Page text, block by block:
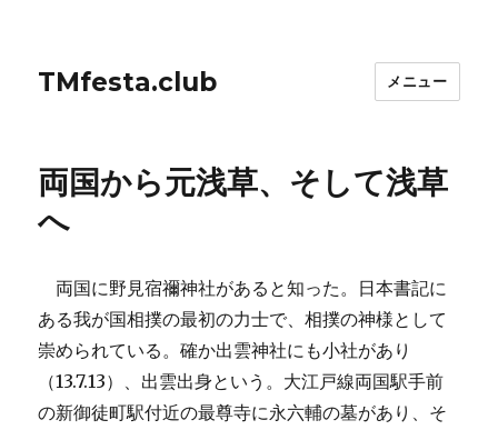
TMfesta.club メニュー
両国から元浅草、そして浅草
へ
両国に野見宿禰神社があると知った。日本書記に
ある我が国相撲の最初の力士で、相撲の神様として
崇められている。確か出雲神社にも小社があり
（13.7.13）、出雲出身という。大江戸線両国駅手前
の新御徒町駅付近の最尊寺に永六輔の墓があり、そ